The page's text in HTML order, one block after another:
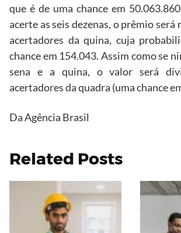
que é de uma chance em
acerte as seis dezenas, o prêmio será
acertadores da quina, cuja
chance em 154.043. Assim como se
sena e a quina, o valor será
acertadores da quadra (uma chance
Da Agência Brasil
Related Posts